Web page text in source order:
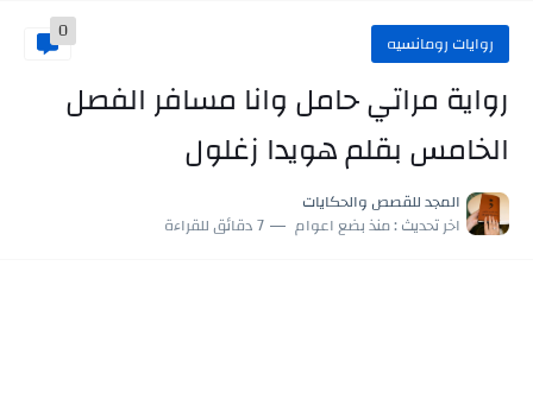
روايات رومانسيه 0
رواية مراتي حامل وانا مسافر الفصل
الخامس بقلم هويدا زغلول
المجد للقصص والحكايات
اخر تحديث :منذ بضع اعوام 7 دقائق للقراءة